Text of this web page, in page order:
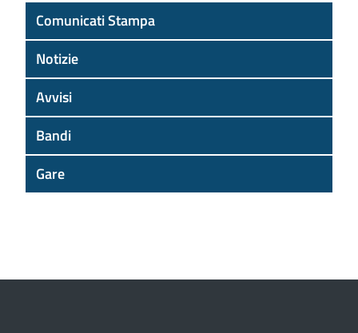
Comunicati Stampa
Notizie
Avvisi
Bandi
Gare